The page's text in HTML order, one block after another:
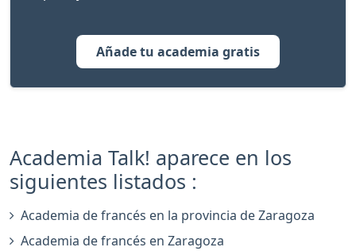
Añade tu academia gratis
Academia Talk! aparece en los
siguientes listados :
Academia de francés en la provincia de Zaragoza
Academia de francés en Zaragoza